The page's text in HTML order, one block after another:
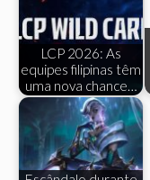
LCP 2026: As
equipes filipinas têm
uma nova chance…